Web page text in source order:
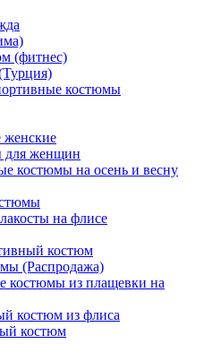
(фитнес)
костюмы
для женщин
костюмы на осень и весну
на флисе
костюм
(Распродажа)
костюмы из плащевки на
костюм из флиса
костюм